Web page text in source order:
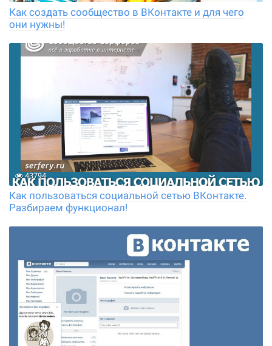
Как создать сообщество в ВКонтакте и для чего
они нужны!
43794
Как пользоваться социальной сетью ВКонтакте.
Разбираем функционал!